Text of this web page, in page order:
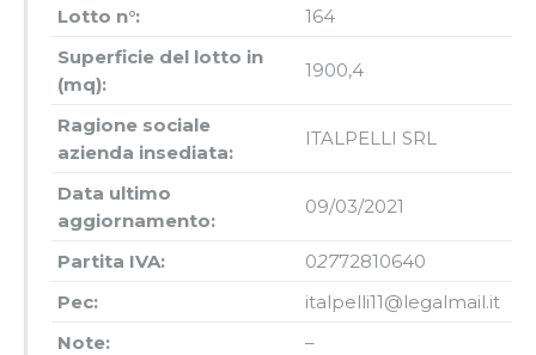
Lotto n°:
164
Superficie del lotto in
(mq):
1900,4
Ragione sociale
azienda insediata:
ITALPELLI SRL
Data ultimo
aggiornamento:
09/03/2021
Partita IVA: 02772810640
Pec:
italpelli11@legalmail.it
Note:
–